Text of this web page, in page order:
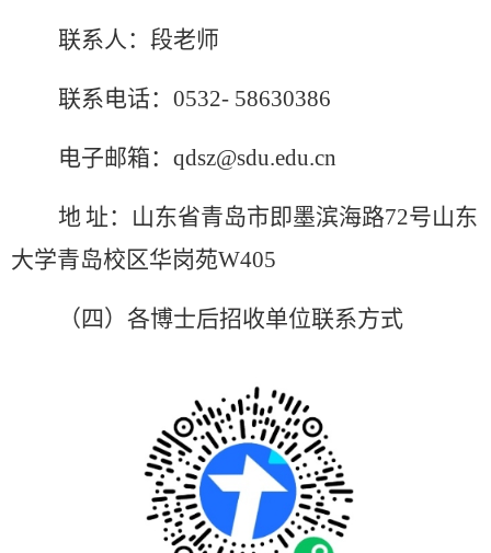
联系人：段老师
联系电话： 0532- 58630386
电子邮箱： qdsz@sdu.edu.cn
地址：山东省青岛市即墨滨海路72号山东
大学青岛校区华岗苑W405
（四）各博士后招收单位联系方式